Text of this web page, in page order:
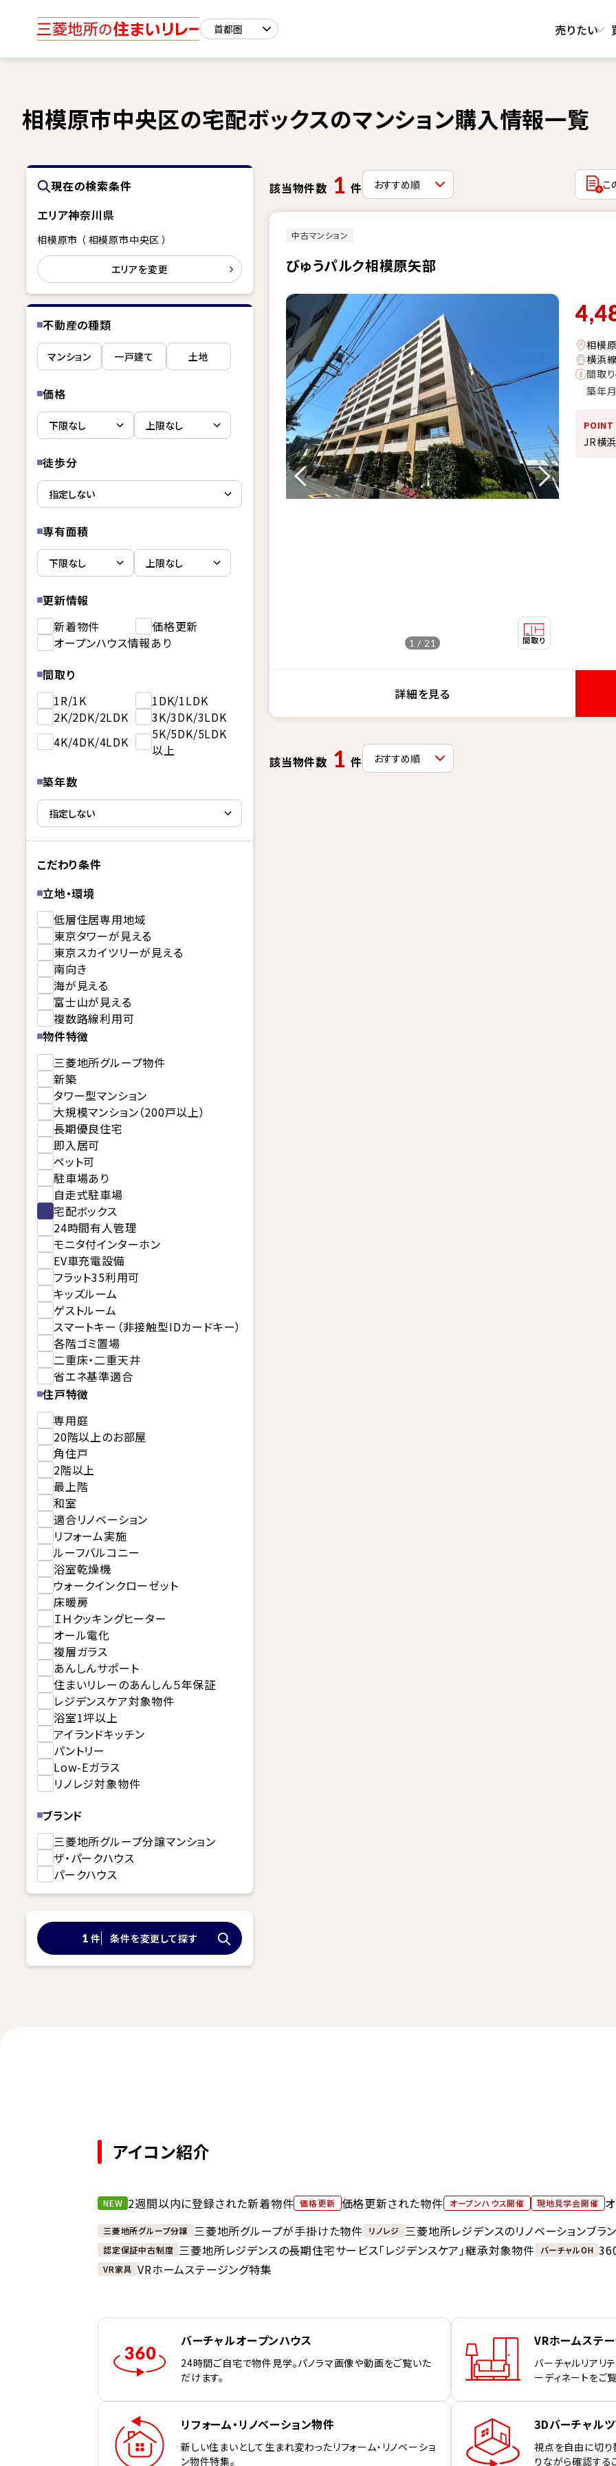
売りたい
相模原市中央区の宅配ボックスのマンション購入情報一覧
現在の検索条件
エリア神奈川県
相模原市 （ 相模原市中央区 ）
エリアを変更
不動産の種類
マンション 一戸建て 土地
価格
徒歩分
専有面積
更新情報
新着物件
価格更新
オープンハウス情報あり
間取り
1R/1K
1DK/1LDK
2K/2DK/2LDK
3K/3DK/3LDK
4K/4DK/4LDK
5K/5DK/5LDK
以上
築年数
こだわり条件
立地・環境
低層住居専用地域
東京タワーが見える
東京スカイツリーが見える
南向き
海が見える
富士山が見える
複数路線利用可
物件特徴
三菱地所グループ物件
新築
タワー型マンション
大規模マンション（200戸以上）
長期優良住宅
即入居可
ペット可
駐車場あり
自走式駐車場
宅配ボックス
24時間有人管理
モニタ付インターホン
EV車充電設備
フラット35利用可
キッズルーム
ゲストルーム
スマートキー（非接触型IDカードキー）
各階ゴミ置場
二重床・二重天井
省エネ基準適合
住戸特徴
専用庭
20階以上のお部屋
角住戸
2階以上
最上階
和室
適合リノベーション
リフォーム実施
ルーフバルコニー
浴室乾燥機
ウォークインクローゼット
床暖房
ＩＨクッキングヒーター
オール電化
複層ガラス
あんしんサポート
住まいリレーのあんしん５年保証
レジデンスケア対象物件
浴室1坪以上
アイランドキッチン
パントリー
Low-Eガラス
リノレジ対象物件
ブランド
三菱地所グループ分譲マンション
ザ・パークハウス
パークハウス
1 件 条件を変更して探す
該当物件数 1 件 こ
中古マンション
びゅうパルク相模原矢部
1 / 21
相模
横浜
間取り
築年月
POINT
JR横
詳細を見る
該当物件数 1 件
アイコン紹介
NEW 2週間以内に登録された新着物件 価格更新 価格更新された物件 オープンハウス開催 現地見学会開催
三菱地所グループ分譲 三菱地所グループが手掛けた物件 リノレジ 三菱地所レジデンスのリノベーションブラ
認定保証中古制度 三菱地所レジデンスの長期住宅サービス「レジデンスケア」継承対象物件 バーチャルOH
VR家具 VRホームステージング特集
バーチャルオープンハウス
24時間ご自宅で物件見学。パノラマ画像や動画をご覧いた
だけます。
VRホームステ
バーチャルリアリ
ーディネートをご
リフォーム・リノベーション物件
新しい住まいとして生まれ変わったリフォーム・リノベーショ
ン物件特集。
3Dバーチャル
視点を自由に切り
りながら確認する